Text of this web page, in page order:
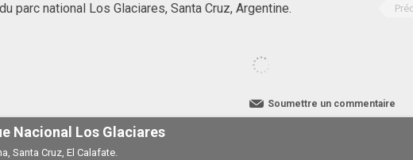
parc national Los Glaciares, Santa Cruz, Argentine.
Soumettre un commentaire
Nacional Los Glaciares
Santa Cruz, El Calafate.